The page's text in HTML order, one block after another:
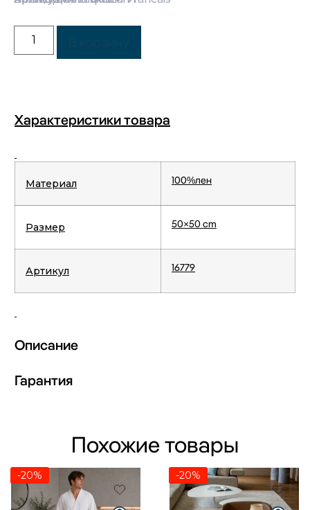
Характеристики товара
Материал 100%лен
Размер 50×50 cm
Артикул 16779
Описание
Гарантия
Похожие товары
-20% -20%